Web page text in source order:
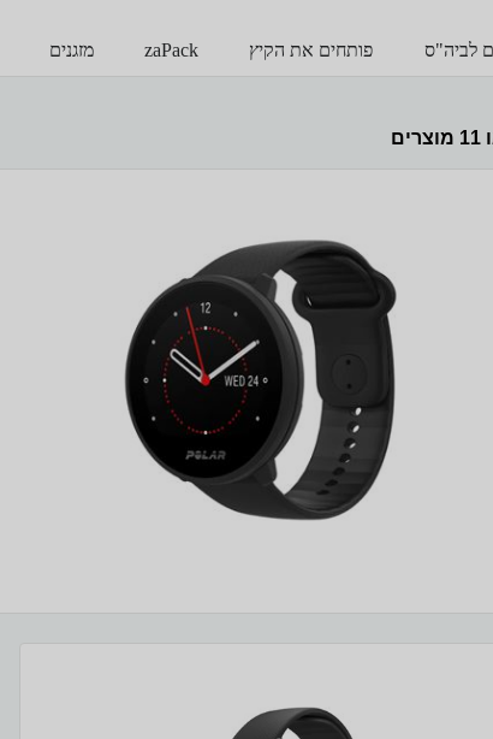
לביה"ס פותחים את הקיץ zaPack מזגנים
11 מוצרים